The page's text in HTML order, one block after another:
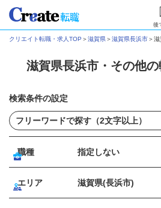
後
クリエイト転職・求人TOP ＞滋賀県＞滋賀県長浜市＞滋
滋賀県長浜市・その他
検索条件の設定
職種 指定しない
エリア 滋賀県(長浜市)